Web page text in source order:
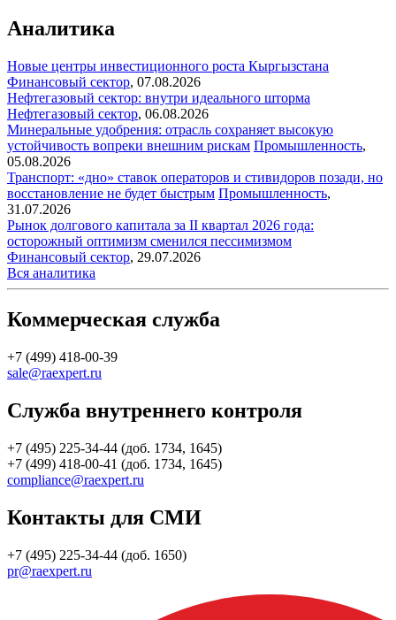
Аналитика
Новые центры инвестиционного роста Кыргызстана
Финансовый сектор, 07.08.2026
Нефтегазовый сектор: внутри идеального шторма
Нефтегазовый сектор, 06.08.2026
Минеральные удобрения: отрасль сохраняет высокую
устойчивость вопреки внешним рискам Промышленность,
05.08.2026
Транспорт: «дно» ставок операторов и стивидоров позади, но
восстановление не будет быстрым Промышленность,
31.07.2026
Рынок долгового капитала за II квартал 2026 года:
осторожный оптимизм сменился пессимизмом
Финансовый сектор, 29.07.2026
Вся аналитика
Коммерческая служба
+7 (499) 418-00-39
sale@raexpert.ru
Служба внутреннего контроля
+7 (495) 225-34-44 (доб. 1734, 1645)
+7 (499) 418-00-41 (доб. 1734, 1645)
compliance@raexpert.ru
Контакты для СМИ
+7 (495) 225-34-44 (доб. 1650)
pr@raexpert.ru